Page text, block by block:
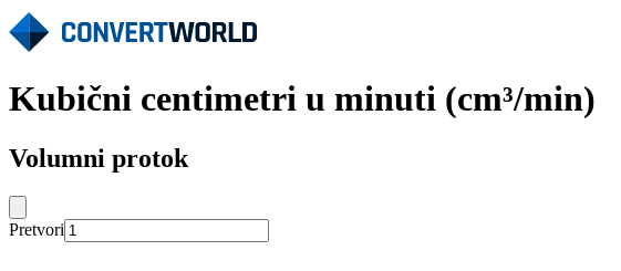
Kubični centimetri u minuti (cm³/min)
Volumni protok
Pretvori